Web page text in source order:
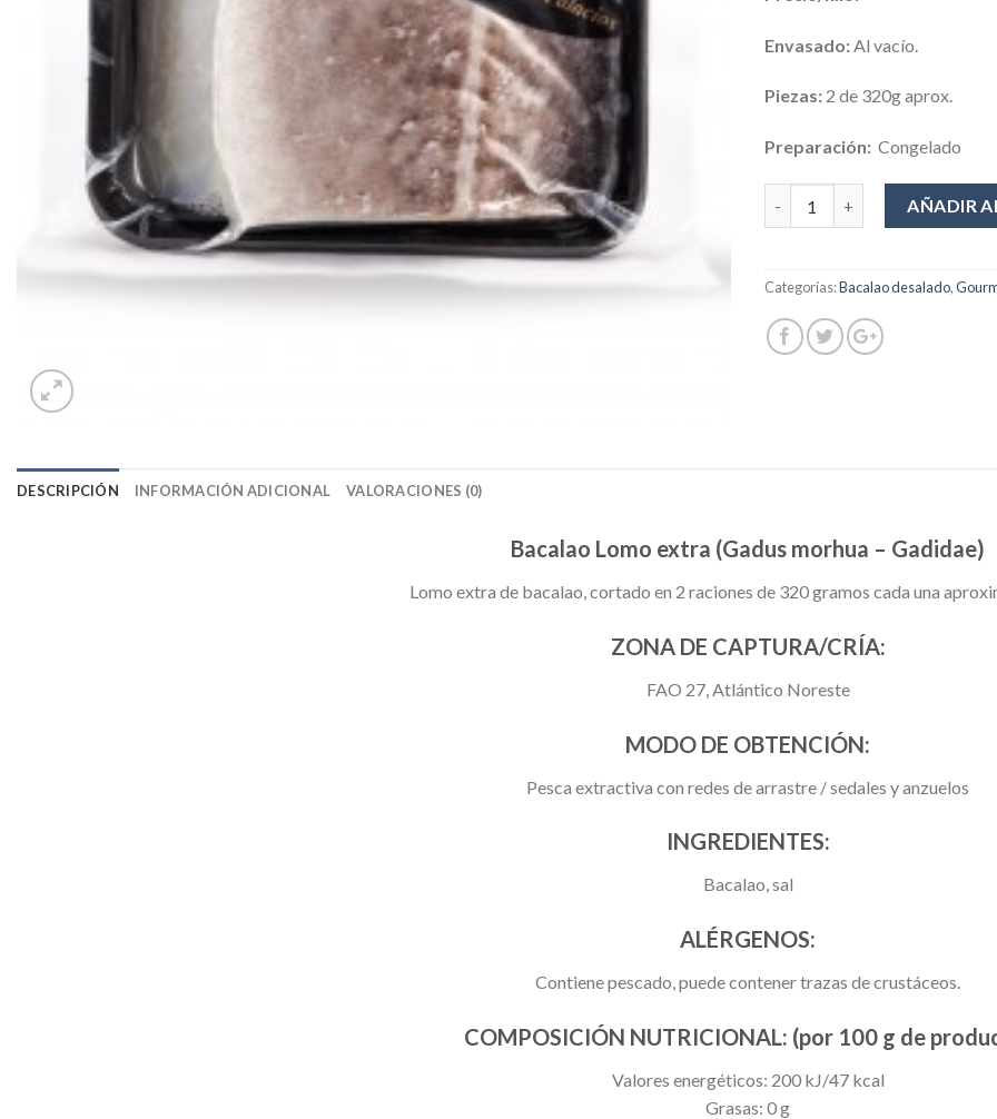
Envasado: Al vacío.
Piezas: 2 de 320g aprox.
Preparación: Congelado
AÑADIR
Categorías:Bacalao desalado,
DESCRIPCIÓN INFORMACIÓN ADICIONAL VALORACIONES (0)
Bacalao Lomo extra (Gadus morhua – Gadidae)
Lomo extra de bacalao, cortado en 2 raciones de 320 gramos cada una
ZONA DE CAPTURA/CRÍA:
FAO 27, Atlántico Noreste
MODO DE OBTENCIÓN:
Pesca extractiva con redes de arrastre / sedales y anzuelos
INGREDIENTES:
Bacalao, sal
ALÉRGENOS:
Contiene pescado, puede contener trazas de crustáceos.
COMPOSICIÓN NUTRICIONAL: (por 100 g de
Valores energéticos: 200 kJ/47 kcal
Grasas: 0 g